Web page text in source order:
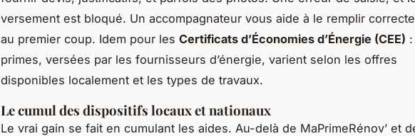
versement est bloqué. Un accompagnateur vous aide à le remplir
au premier coup. Idem pour les Certificats d’Économies d’Énergie (CEE)
primes, versées par les fournisseurs d’énergie, varient selon les offres
disponibles localement et les types de travaux.
Le cumul des dispositifs locaux et nationaux
Le vrai gain se fait en cumulant les aides. Au-delà de MaPrimeRénov’ et